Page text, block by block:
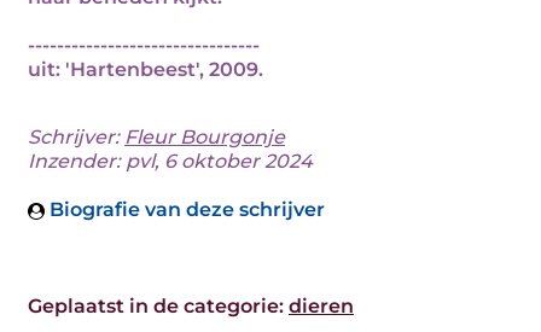
--------------------------------
uit: 'Hartenbeest', 2009.
Schrijver: Fleur Bourgonje
Inzender: pvl, 6 oktober 2024
Biografie van deze schrijver
Geplaatst in de categorie: dieren